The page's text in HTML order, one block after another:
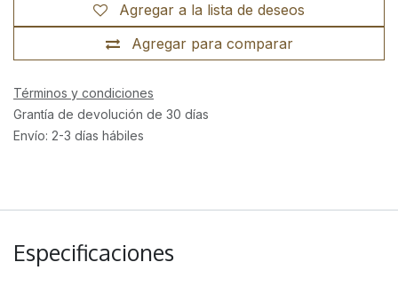
Agregar para comparar
Agregar a la lista de deseos
Términos y condiciones
Grantía de devolución de 30 días
Envío: 2-3 días hábiles
Especificaciones